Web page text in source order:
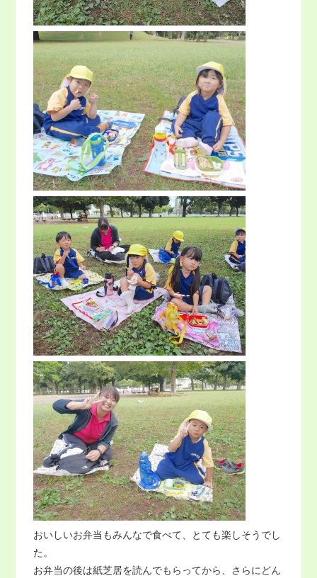
おいしいお弁当もみんなで食べて、とても楽しそうでし
た。
お弁当の後は紙芝居を読んでもらってから、さらにどん